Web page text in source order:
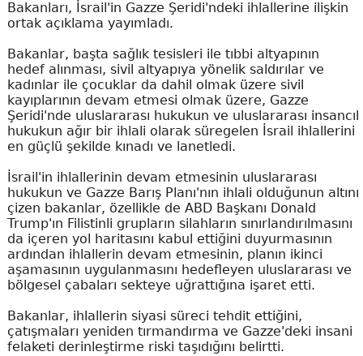
Bakanları, İsrail'in Gazze Şeridi'ndeki ihlallerine ilişkin
ortak açıklama yayımladı.
Bakanlar, başta sağlık tesisleri ile tıbbi altyapının
hedef alınması, sivil altyapıya yönelik saldırılar ve
kadınlar ile çocuklar da dahil olmak üzere sivil
kayıplarının devam etmesi olmak üzere, Gazze
Şeridi'nde uluslararası hukukun ve uluslararası insancıl
hukukun ağır bir ihlali olarak süregelen İsrail ihlallerini
en güçlü şekilde kınadı ve lanetledi.
İsrail'in ihlallerinin devam etmesinin uluslararası
hukukun ve Gazze Barış Planı'nın ihlali olduğunun altını
çizen bakanlar, özellikle de ABD Başkanı Donald
Trump'ın Filistinli grupların silahların sınırlandırılmasını
da içeren yol haritasını kabul ettiğini duyurmasının
ardından ihlallerin devam etmesinin, planın ikinci
aşamasının uygulanmasını hedefleyen uluslararası ve
bölgesel çabaları sekteye uğrattığına işaret etti.
Bakanlar, ihlallerin siyasi süreci tehdit ettiğini,
çatışmaları yeniden tırmandırma ve Gazze'deki insani
felaketi derinleştirme riski taşıdığını belirtti.